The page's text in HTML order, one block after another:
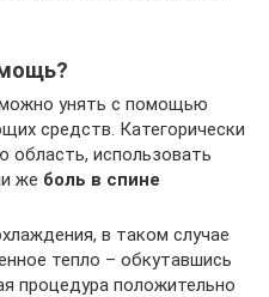
унять с помощью
средств. Категорически
область, использовать
же боль в спине
в таком случае
тепло – обкутавшись
процедура положительно